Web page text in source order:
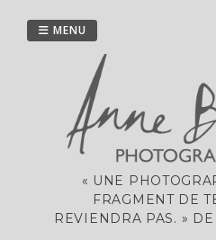
« UNE
FRAGMENT DE
REVIENDRA PAS. »
MENU